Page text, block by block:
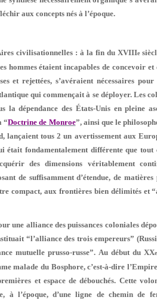
aux concepts nés à l’é­poque.
civilisationnelles : à la fin du XVIIIe
hommes étaient incapables de concevoir
et rejettées, s’avéraient nécessaires
qui commençait à se déployer. Les
la dépendance des États-Unis en pleine
“Doctrine de Monroe”, ainsi que le
lançaient tous 2 un avertissement aux
était fondamentalement différente que
des di­mensions véritablement
de suffisamment d’étendue, de
compact, aux frontières bien délimités et
une alliance des puissances coloniales
“l’alliance des trois empereurs”
mutuelle prusso-russe”. Au début du XXe
malade du Bosphore, c’est-à-dire
et espace de débouchés. Cette
à l’époque, d’une ligne de chemin de